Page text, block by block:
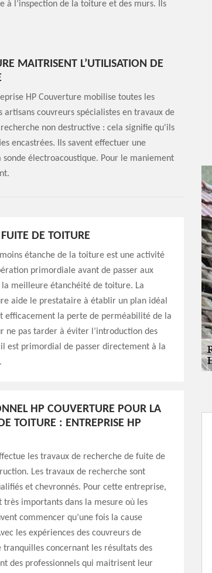
à l’inspection de la toiture et des murs. Ils
MAITRISENT L’UTILISATION DE
HP Couverture mobilise toutes les
couvreurs spécialistes en travaux de
non destructive : cela signifie qu'ils
encastrées. Ils savent effectuer une
électroacoustique. Pour le maniement
DE TOITURE
étanche de la toiture est une activité
primordiale avant de passer aux
meilleure étanchéité de toiture. La
aide le prestataire à établir un plan idéal
efficacement la perte de perméabilité de la
ne pas tarder à éviter l’introduction des
est primordial de passer directement à la
HP COUVERTURE POUR LA
TOITURE : ENTREPRISE HP
les travaux de recherche de fuite de
Les travaux de recherche sont
et chevronnés. Pour cette entreprise,
très importants dans la mesure où les
commencer qu’une fois la cause
les expériences des couvreurs de
tranquilles concernant les résultats des
des professionnels qui maitrisent leur